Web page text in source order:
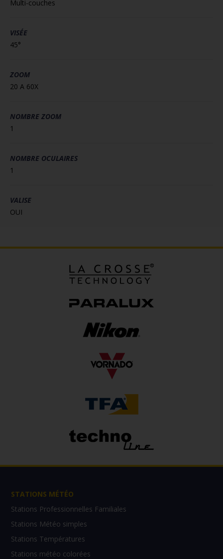
Multi-couches
VISÉE
45°
ZOOM
20 A 60X
NOMBRE ZOOM
1
NOMBRE OCULAIRES
1
VALISE
OUI
STATIONS MÉTÉO
Stations Professionnelles Familiales
Stations Météo simples
Stations Températures
Stations météo colorées